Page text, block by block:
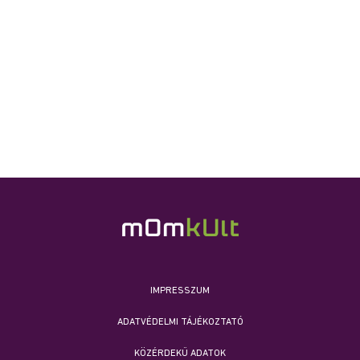
IMPRESSZUM
ADATVÉDELMI TÁJÉKOZTATÓ
KÖZÉRDEKŰ ADATOK